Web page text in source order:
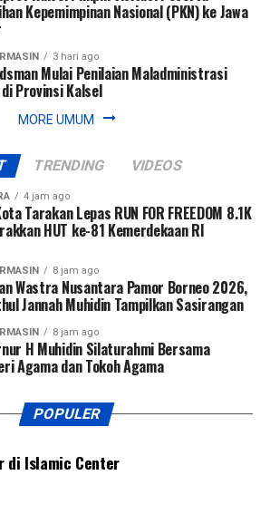
Kepemimpinan Nasional (PKN) ke Jawa
3 hari ago
Mulai Penilaian Maladministrasi
Provinsi Kalsel
MORE UMUM
TRENDING VIDEOS
4 jam ago
Tarakan Lepas RUN FOR FREEDOM 8.1K
HUT ke-81 Kemerdekaan RI
8 jam ago
Wastra Nusantara Pamor Borneo 2026,
Jannah Muhidin Tampilkan Sasirangan
8 jam ago
H Muhidin Silaturahmi Bersama
Agama dan Tokoh Agama
POPULER
di Islamic Center